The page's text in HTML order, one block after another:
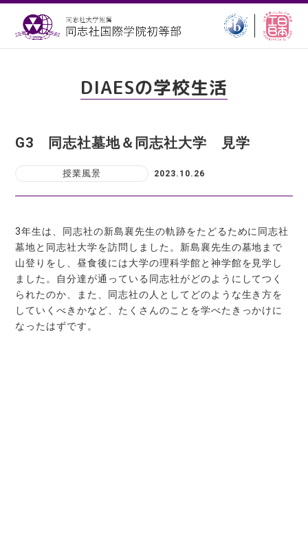
DIAESの学校生活
G3 同志社墓地＆同志社大学 見学
授業風景 2023.10.26
3年生は、同志社の新島襄先生の軌跡をたどるために同志社
墓地と同志社大学を訪問しました。新島襄先生の墓地まで
山登りをし、昼食後には大学の理科学館と神学館を見学し
ました。自分達が通っている同志社がどのようにしてつく
られたのか、また、同志社の人としてどのような生き方を
していくべきかなど、たくさんのことを学べたきっかけに
なったはずです。